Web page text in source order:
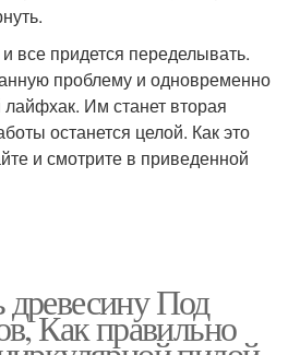
все придется переделывать.
проблему и одновременно
Им станет вторая
останется целой. Как это
и смотрите в приведенной
древесину Под
Как правильно